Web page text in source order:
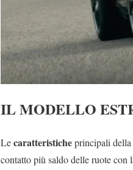
IL MODELLO
Lecaratteristicheprincipali della
contatto più saldo delle ruote con